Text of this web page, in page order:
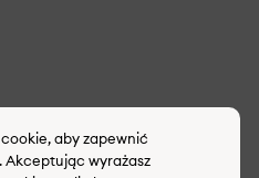
aby zapewnić
Akceptując wyrażasz